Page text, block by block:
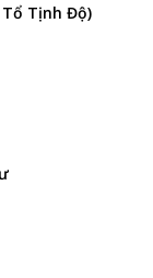
Tịnh Độ)